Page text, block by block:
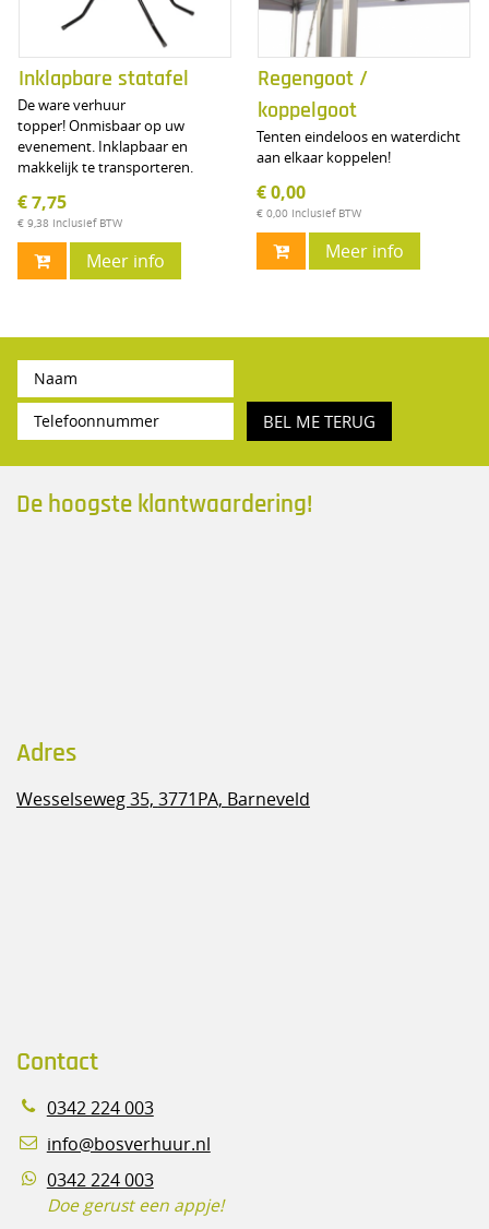
Inklapbare statafel
De ware verhuur
topper! Onmisbaar op uw
evenement. Inklapbaar en
makkelijk te transporteren.
€ 7,75
€ 9,38 Inclusief BTW
Meer info
Regengoot /
koppelgoot
Tenten eindeloos en waterdicht
aan elkaar koppelen!
€ 0,00
€ 0,00 Inclusief BTW
Meer info
BEL ME TERUG
De hoogste klantwaardering!
Adres
Wesselseweg 35, 3771PA, Barneveld
Contact
0342 224 003
info@bosverhuur.nl
0342 224 003
Doe gerust een appje!